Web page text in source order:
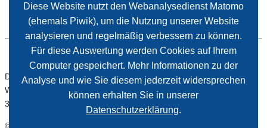
Der Paritätische Sachsen-Anhalt
Wiener Straße 2
39112 Magdeburg
© 2026 Paritätischer Wohlfahrtsverband Sachsen-Anhalt. Alle
Diese Website nutzt den Webanalysedienst Matomo
(ehemals Piwik), um die Nutzung unserer Website
analysieren und regelmäßig verbessern zu können.
Für diese Auswertung werden Cookies auf Ihrem
Computer gespeichert. Mehr Informationen zu der
Analyse und wie Sie diesem jederzeit widersprechen
können erhalten Sie in unserer
Datenschutzerklärung.